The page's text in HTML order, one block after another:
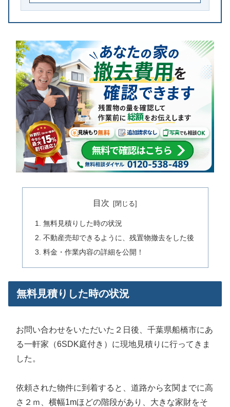
目次
無料見積りした時の状況
不動産売却できるように、残置物撤去をした後
料金・作業内容の詳細を公開！
無料見積りした時の状況
お問い合わせをいただいた２日後、千葉県船橋市にあ
る一軒家（6SDK庭付き）に現地見積りに行ってきま
した。
依頼された物件に到着すると、道路から玄関までに高
さ２ｍ、横幅1mほどの階段があり、大きな家財をそ